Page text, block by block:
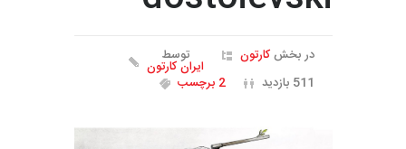
در بخشکارتون توسط
ایران کارتون
511 بازدید
2 برچسب